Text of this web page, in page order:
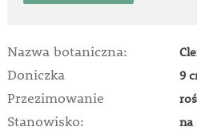
Nazwa botaniczna:
Doniczka 9
Przezimowanie
Stanowisko: na